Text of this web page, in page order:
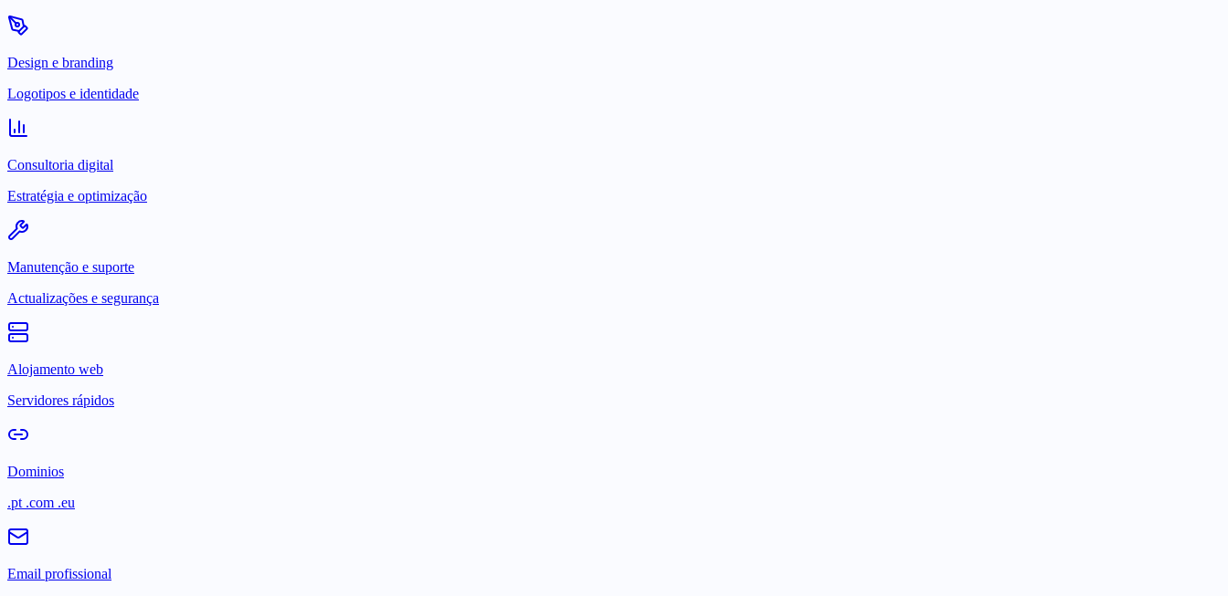
Design e branding
Logotipos e identidade
Consultoria digital
Estratégia e optimização
Manutenção e suporte
Actualizações e segurança
Alojamento web
Servidores rápidos
Dominios
.pt .com .eu
Email profissional